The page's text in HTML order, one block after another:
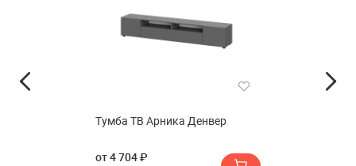
Тумба ТВ Арника Денвер
от 4 704 ₽